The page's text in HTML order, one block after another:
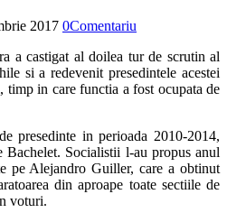
2017 0Comentariu
a castigat al doilea tur de scrutin al
si a redevenit presedintele acestei
timp in care functia a fost ocupata de
presedinte in perioada 2010-2014,
Socialistii l-au propus anul
pe Alejandro Guiller, care a obtinut
din aproape toate sectiile de
voturi.